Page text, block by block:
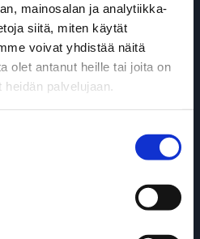
mainosalan ja analytiikka-
siitä, miten käytät
voivat yhdistää näitä
olet antanut heille tai joita on
palvelujaan.